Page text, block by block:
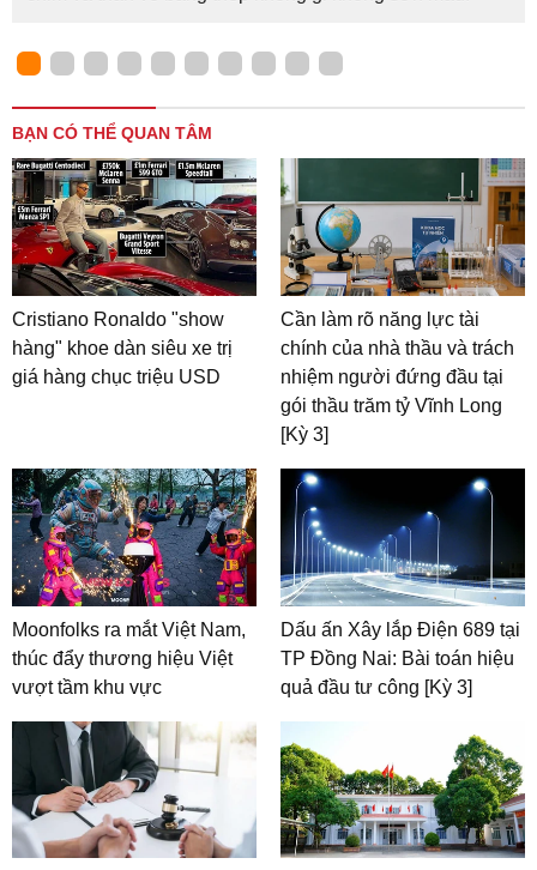
BẠN CÓ THỂ QUAN TÂM
Cristiano Ronaldo "show
hàng" khoe dàn siêu xe trị
giá hàng chục triệu USD
Cần làm rõ năng lực tài
chính của nhà thầu và trách
nhiệm người đứng đầu tại
gói thầu trăm tỷ Vĩnh Long
[Kỳ 3]
Moonfolks ra mắt Việt Nam,
thúc đẩy thương hiệu Việt
vượt tầm khu vực
Dấu ấn Xây lắp Điện 689 tại
TP Đồng Nai: Bài toán hiệu
quả đầu tư công [Kỳ 3]